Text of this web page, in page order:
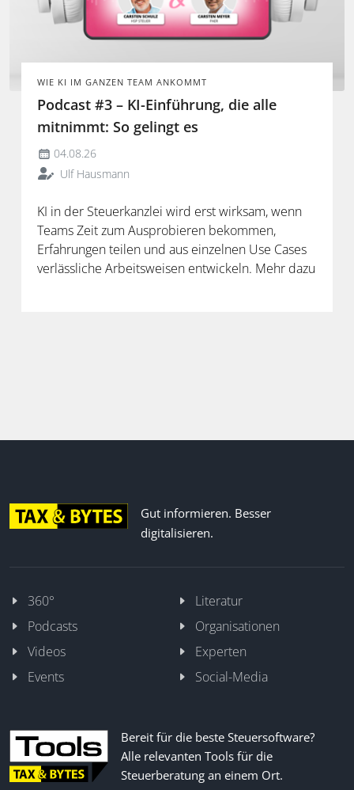
WIE KI IM GANZEN TEAM ANKOMMT
Podcast #3 – KI-Einführung, die alle
mitnimmt: So gelingt es
04.08.26
Ulf Hausmann
KI in der Steuerkanzlei wird erst wirksam, wenn
Teams Zeit zum Ausprobieren bekommen,
Erfahrungen teilen und aus einzelnen Use Cases
verlässliche Arbeitsweisen entwickeln. Mehr dazu
Gut informieren. Besser
digitalisieren.
360°
Literatur
Podcasts
Organisationen
Videos
Experten
Events
Social-Media
Bereit für die beste Steuersoftware?
Alle relevanten Tools für die
Steuerberatung an einem Ort.